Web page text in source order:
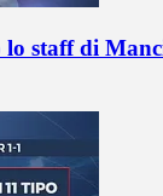
lo staff di